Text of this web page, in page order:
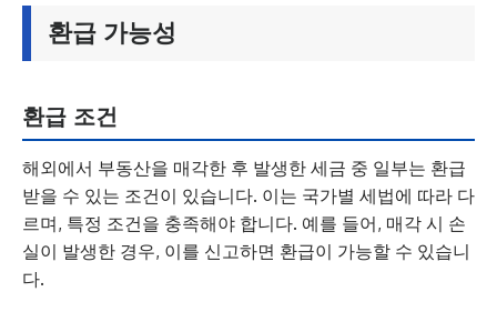
환급 가능성
환급 조건
해외에서 부동산을 매각한 후 발생한 세금 중 일부는 환급
받을 수 있는 조건이 있습니다. 이는 국가별 세법에 따라 다
르며, 특정 조건을 충족해야 합니다. 예를 들어, 매각 시 손
실이 발생한 경우, 이를 신고하면 환급이 가능할 수 있습니
다.